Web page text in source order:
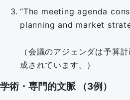
“The meeting agenda
planning and market
（会議のアジェンダは予算
成されています。）
学術・専門的文脈 （3例）